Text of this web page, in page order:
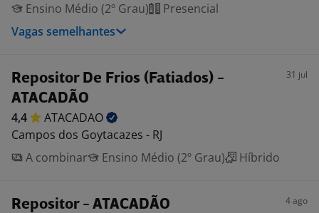
Ensino Médio (2º Grau)
Presencial
Vagas semelhantes
Repositor De Frios (Fatiados) -
ATACADÃO
31 jul
4,4
ATACADAO
Campos dos Goytacazes - RJ
A combinar
Ensino Médio (2º Grau) Híbrido
Repositor - ATACADÃO 4 ago